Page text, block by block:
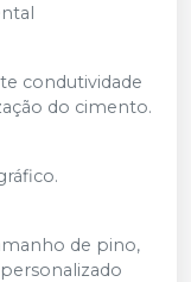
condutividade
do cimento.
de pino,